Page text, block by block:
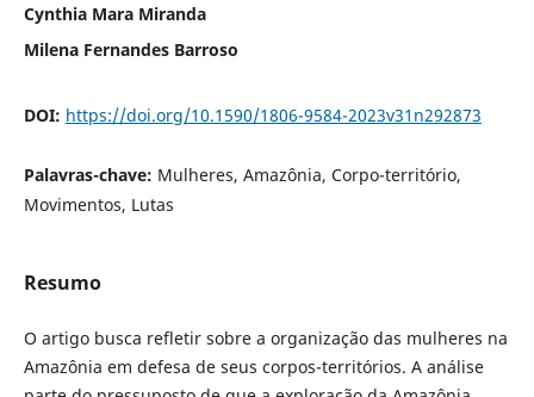
Cynthia Mara Miranda
Milena Fernandes Barroso
DOI: https://doi.org/10.1590/1806-9584-2023v31n292873
Palavras-chave: Mulheres, Amazônia, Corpo-território,
Movimentos, Lutas
Resumo
O artigo busca refletir sobre a organização das mulheres na
Amazônia em defesa de seus corpos-territórios. A análise